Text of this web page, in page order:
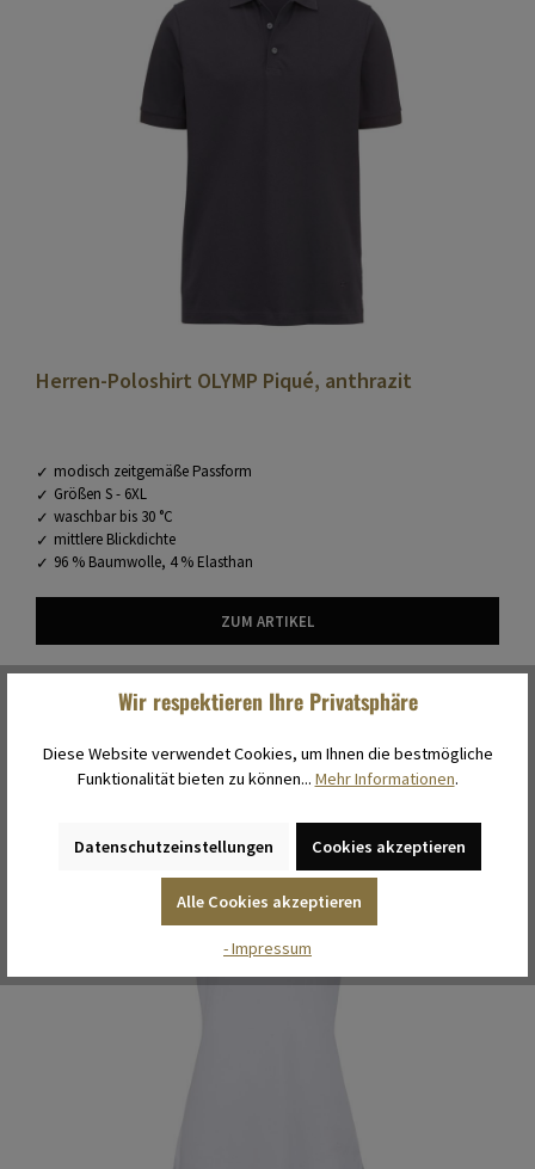
Herren-Poloshirt OLYMP Piqué, anthrazit
modisch zeitgemäße Passform
Größen S - 6XL
waschbar bis 30 °C
mittlere Blickdichte
96 % Baumwolle, 4 % Elasthan
ZUM ARTIKEL
Wir respektieren Ihre Privatsphäre
Diese Website verwendet Cookies, um Ihnen die bestmögliche
Funktionalität bieten zu können... Mehr Informationen.
Datenschutzeinstellungen Cookies akzeptieren
Alle Cookies akzeptieren
- Impressum